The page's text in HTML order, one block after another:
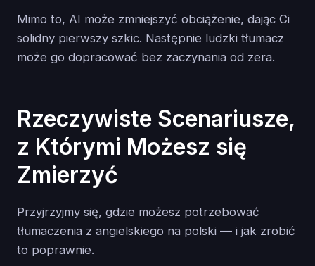
Mimo to, AI może zmniejszyć obciążenie, dając Ci
solidny pierwszy szkic. Następnie ludzki tłumacz
może go dopracować bez zaczynania od zera.
Rzeczywiste Scenariusze,
z Którymi Możesz się
Zmierzyć
Przyjrzyjmy się, gdzie możesz potrzebować
tłumaczenia z angielskiego na polski — i jak zrobić
to poprawnie.